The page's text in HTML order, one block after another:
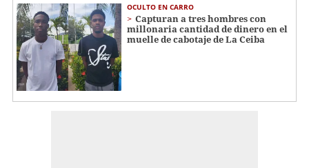
OCULTO EN CARRO
Capturan a tres hombres con
millonaria cantidad de dinero en el
muelle de cabotaje de La Ceiba